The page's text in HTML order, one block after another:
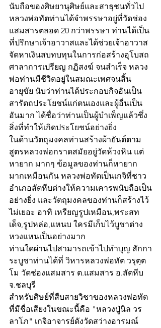
นับถือของศิษยานุศิษย์และสาธุชนทั่วไป
หลวงพ่อทัตท่านได้จำพรรษาอยู่ที่วัดช่อง
แสมสารตลอด 20 กว่าพรรษา ท่านได้เป็น
ที่ปรึกษาเจ้าอาวาสและได้ช่วยเจ้าอาวาส
จัดหาเงินสบทบทุนในการก่อสร้างอุโบสถ
ศาลาการเปรียญ กฏิสงฆ์ จนสำเร็จ หลวง
พ่อท่านมีชีวิตอยู่ในสมณะเพศจนสิ้น
อายุขัย นับว่าท่านได้ประกอบกิจอันเป็น
สารัตถประโยชน์แก่ตนเองและผู้อื่นเป็น
อันมาก ได้ชื่อว่าท่านเป็นผู้บำเพ็ญแล้วซึ่ง
สิ่งที่ทำให้เกิดประโยชน์อย่างยิ่ง
ในด้านวัตถุมงคลท่านสร้างผ้ายันต์ตาม
สูตรหลวงพ่อกราดสมัยอยู่วัดห้วงหิน แต่
หายาก มากๆ ข้อมูลของท่านก็หายาก
มากเหมือนกัน หลวงพ่อทัตเป็นเกจิที่ชาว
อำเภอสัตหีบต่างให้ความเคารพนับถือเป็น
อย่างยิ่ง และวัตถุมงคลของท่านก็สร้างไว้
ไม่เยอะ อาทิ เหรียญรูปเหมือน,พระสท
เด็จ,รูปหล่อ,แหนบ ใครมีเก็บไว้บูชาต่าง
หวงแหนเป็นอย่างมาก
ท่านใดผ่านไปสามารถเข้าไปทำบุญ สักกา
ระบูชาท่านได้ที่ วิหารหลวงพ่อทัต วรุตฺต
โม วัดช่องแสมสาร ต.แสมสาร อ.สัตหีบ
จ.ชลบุรี
สำหรับศิษย์ที่สืบสายวิชาของหลวงพ่อทัต
ที่มีชื่อเสียงในขณะนี้คือ "หลวงปู่นิล วร
ลาโภ" เกจิอาจารย์ดังวัดสว่างอารมณ์